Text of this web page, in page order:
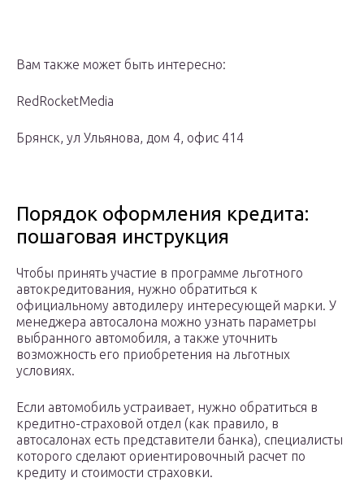
Вам также может быть интересно:
RedRocketMedia
Брянск, ул Ульянова, дом 4, офис 414
Порядок оформления кредита:
пошаговая инструкция
Чтобы принять участие в программе льготного
автокредитования, нужно обратиться к
официальному автодилеру интересующей марки. У
менеджера автосалона можно узнать параметры
выбранного автомобиля, а также уточнить
возможность его приобретения на льготных
условиях.
Если автомобиль устраивает, нужно обратиться в
кредитно-страховой отдел (как правило, в
автосалонах есть представители банка), специалисты
которого сделают ориентировочный расчет по
кредиту и стоимости страховки.